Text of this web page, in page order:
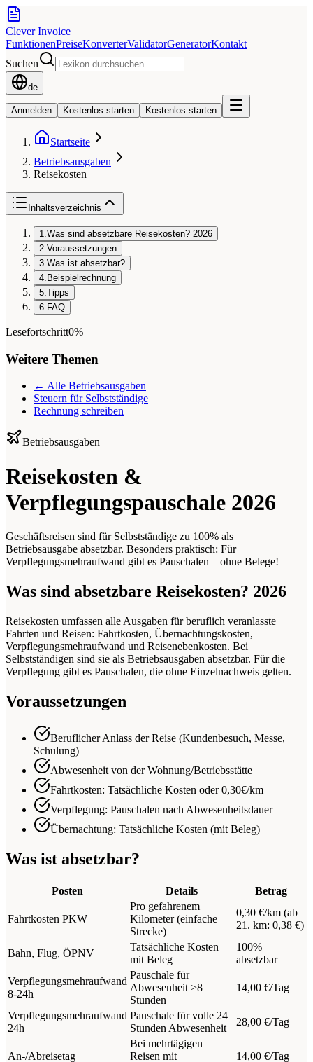
Clever Invoice
FunktionenPreiseKonverterValidatorGeneratorKontakt
Suchen
de
Anmelden Kostenlos starten Kostenlos starten
Startseite
Betriebsausgaben
Reisekosten
Inhaltsverzeichnis
1.Was sind absetzbare Reisekosten? 2026
2.Voraussetzungen
3.Was ist absetzbar?
4. Beispielrechnung
5.Tipps
6. FAQ
Lesefortschritt0%
Weitere Themen
← Alle Betriebsausgaben
Steuern für Selbstständige
Rechnung schreiben
Betriebsausgaben
Reisekosten &
Verpflegungspauschale 2026
Geschäftsreisen sind für Selbstständige zu 100% als
Betriebsausgabe absetzbar. Besonders praktisch: Für
Verpflegungsmehraufwand gibt es Pauschalen – ohne Belege!
Was sind absetzbare Reisekosten? 2026
Reisekosten umfassen alle Ausgaben für beruflich veranlasste
Fahrten und Reisen: Fahrtkosten, Übernachtungskosten,
Verpflegungsmehraufwand und Reisenebenkosten. Bei
Selbstständigen sind sie als Betriebsausgaben absetzbar. Für die
Verpflegung gibt es Pauschalen, die ohne Einzelnachweis gelten.
Voraussetzungen
Beruflicher Anlass der Reise (Kundenbesuch, Messe,
Schulung)
Abwesenheit von der Wohnung/Betriebsstätte
Fahrtkosten: Tatsächliche Kosten oder 0,30€/km
Verpflegung: Pauschalen nach Abwesenheitsdauer
Übernachtung: Tatsächliche Kosten (mit Beleg)
Was ist absetzbar?
Posten Details Betrag
Fahrtkosten PKW
Pro gefahrenem
Kilometer (einfache
Strecke)
0,30 €/km (ab
21. km: 0,38 €)
Bahn, Flug, ÖPNV
Tatsächliche Kosten
mit Beleg
100%
absetzbar
Verpflegungsmehraufwand
8-24h
Pauschale für
Abwesenheit >8
Stunden
14,00 €/Tag
Verpflegungsmehraufwand
24h
Pauschale für volle 24
Stunden Abwesenheit
28,00 €/Tag
An-/Abreisetag
Bei mehrtägigen
Reisen mit
14,00 €/Tag